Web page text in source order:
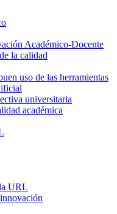
Académico-Docente
la calidad
uso de las herramientas
universitaria
académica
URL